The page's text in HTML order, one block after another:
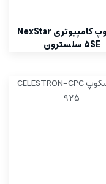
تلسکوپ کامپیوتری NexStar
5SE سلسترون